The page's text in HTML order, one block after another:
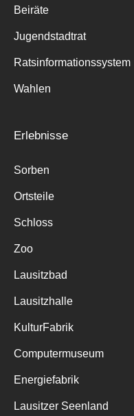
Beiräte
Jugendstadtrat
Ratsinformationssystem
Wahlen
Erlebnisse
Sorben
Ortsteile
Schloss
Zoo
Lausitzbad
Lausitzhalle
KulturFabrik
Computermuseum
Energiefabrik
Lausitzer Seenland